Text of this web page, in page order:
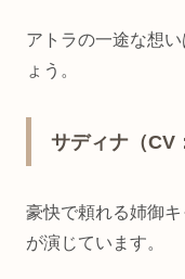
アトラの一途な想
ょう。
サディナ（CV
豪快で頼れる姉御キ
が演じています。